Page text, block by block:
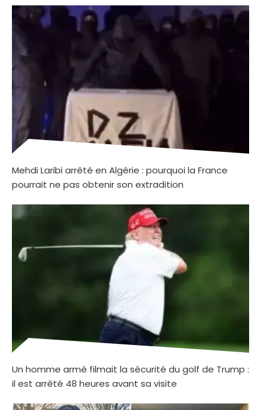
Mehdi Laribi arrêté en Algérie : pourquoi la France
pourrait ne pas obtenir son extradition
Un homme armé filmait la sécurité du golf de Trump :
il est arrêté 48 heures avant sa visite